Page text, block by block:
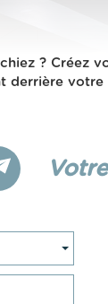
? Créez
derrière